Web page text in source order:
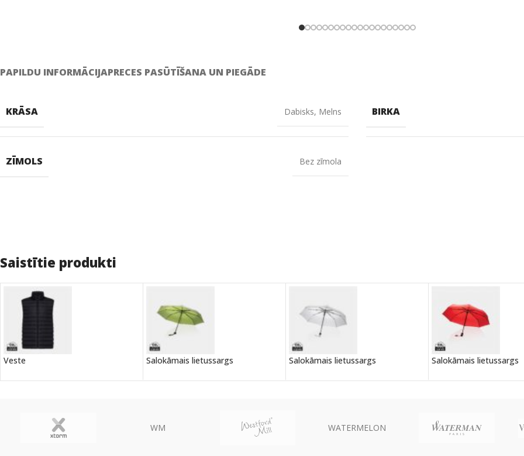
PAPILDU INFORMĀCIJAPRECES PASŪTĪŠANA UN PIEGĀDE
KRĀSA Dabisks, Melns BIRKA
ZĪMOLS Bez zīmola
Saistītie produkti
Veste Salokāmais lietussargs Salokāmais lietussargs Salokāmais lietussargs
WM WATERMELON